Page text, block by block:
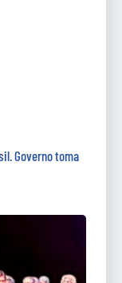
Governo toma